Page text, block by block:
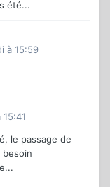
été...
à 15:59
le passage de
besoin